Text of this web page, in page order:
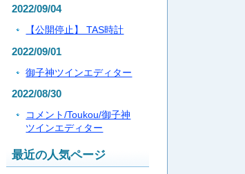
2022/09/04
【公開停止】 TAS時計
2022/09/01
御子神ツインエディター
2022/08/30
コメント/Toukou/御子神
ツインエディター
最近の人気ページ